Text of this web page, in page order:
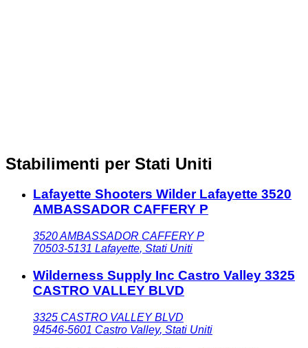
Stabilimenti per Stati Uniti
Lafayette Shooters Wilder Lafayette 3520
AMBASSADOR CAFFERY P
3520 AMBASSADOR CAFFERY P
70503-5131 Lafayette, Stati Uniti
Wilderness Supply Inc Castro Valley 3325
CASTRO VALLEY BLVD
3325 CASTRO VALLEY BLVD
94546-5601 Castro Valley, Stati Uniti